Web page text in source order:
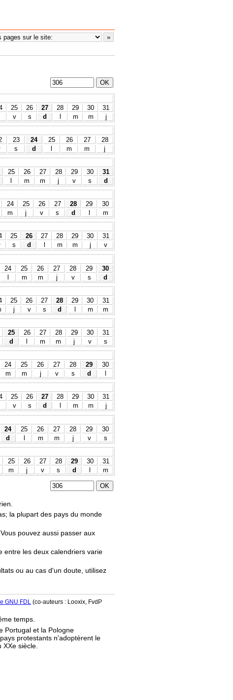
25 26 27 28 29 30
31
v s d l m m
j
23 24 25 26 27
28
s d m m
j
25 26 27 28 29 30
31
m m j v s
d
24 25 26 27 28 29
30
m j v s d
m
25 26 27 28 29 30
31
s d m m j
v
24 25 26 27 28 29
30
l m m j v s
d
25 26 27 28 29 30
31
j v s d m
m
25 26 27 28 29 30
31
d m m j v
s
24 25 26 27 28 29
30
m m j v s d
25 26 27 28 29 30
31
v s d m m
j
24 25 26 27 28 29
30
d l m m j v
s
25 26 27 28 29 30
31
m j v s d l
m
la plupart des pays du monde
pouvez aussi passer aux
entre les deux calendriers varie
ou au cas d'un doute, utilisez
GNU FDL(co-auteurs : Looxix, FvdP
temps.
Portugal et la Pologne
protestants n'adoptèrent le
siècle.